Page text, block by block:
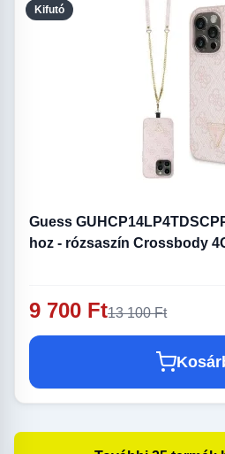
Kifutó
Guess
hoz - rózsaszín Crossbody
9 700 Ft13 100 Ft